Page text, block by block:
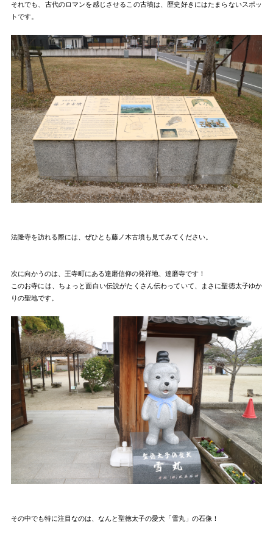
それでも、古代のロマンを感じさせるこの古墳は、歴史好きにはたまらないスポッ
トです。
法隆寺を訪れる際には、ぜひとも藤ノ木古墳も見てみてください。
次に向かうのは、王寺町にある達磨信仰の発祥地、達磨寺です！
このお寺には、ちょっと面白い伝説がたくさん伝わっていて、まさに聖徳太子ゆか
りの聖地です。
その中でも特に注目なのは、なんと聖徳太子の愛犬「雪丸」の石像！